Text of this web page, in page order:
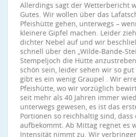
Allerdings sagt der Wetterbericht
Gutes. Wir wollen über das
Pfeishütte gehen, unterwegs –
kleinere Gipfel machen. Leider
dichter Nebel auf und wir
schnell über den „Wilde-Bande-
Stempeljoch die Hütte
schön sein, leider sehen wir so gut
gibt es ein wenig Graupel . Wir
Pfeishütte, wo wir vorzüglich
seit mehr als 40 Jahren immer
unterwegs gewesen, es ist das
Portionen so reichhaltig sind,
aufbekommt. Ab Mittag regnet es
Intensität nimmt zu. Wir